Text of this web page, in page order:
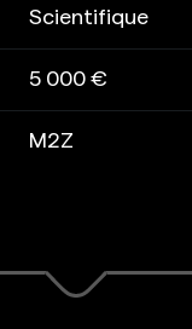
Scientifique
5 000 €
M2Z